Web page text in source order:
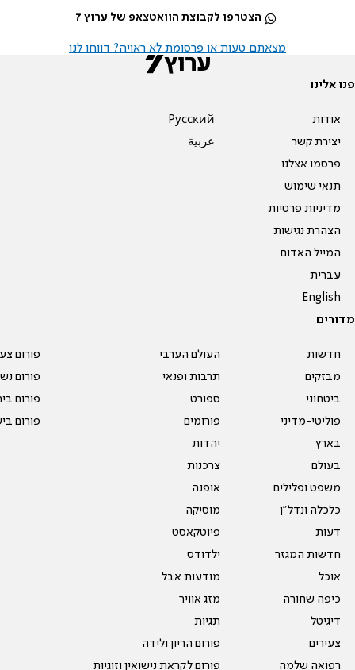
הצטרפו לקבוצת הוואטצאפ של ערוץ 7
מצאתם טעות או פרסומת לא ראויה? דווחו לנו
פנו אלינו
אודות
יצירת קשר
פרסמו אצלנו
תנאי שימוש
מדיניות פרטיות
הצהרת נגישות
המייל האדום
עברית
English
Pусский
عربية
מדורים
חדשות
מבזקים
ביטחוני
פוליטי-מדיני
בארץ
בעולם
משפט ופלילים
כלכלה ונדל"ן
דעות
חדשות המגזר
אוכל
כיפה שחורה
דיגיטל
צעירים
רפואה שלמה
העולם הערבי
תרבות ופנאי
ספורט
פורומים
יהדות
צרכנות
אופנה
מוסיקה
פיוטקאסט
ילדודס
מודעות אבל
מזג אוויר
תגיות
פורום הריון ולידה
פורום לקראת נישואין וזוגיות
פורום
פורום
פורום
פורום